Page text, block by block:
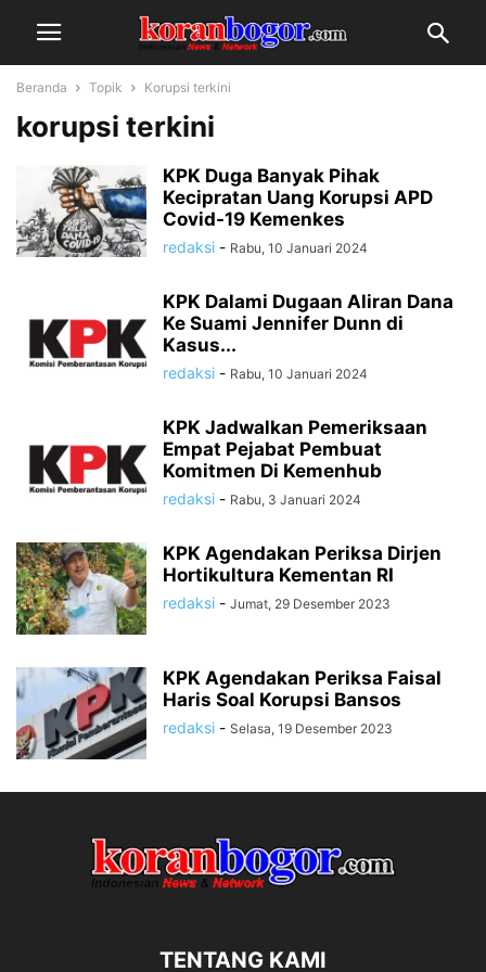
Beranda Topik Korupsi terkini
korupsi terkini
KPK Duga Banyak Pihak
Kecipratan Uang Korupsi APD
Covid-19 Kemenkes
redaksi - Rabu, 10 Januari 2024
KPK Dalami Dugaan Aliran Dana
Ke Suami Jennifer Dunn di
Kasus...
redaksi - Rabu, 10 Januari 2024
KPK Jadwalkan Pemeriksaan
Empat Pejabat Pembuat
Komitmen Di Kemenhub
redaksi - Rabu, 3 Januari 2024
KPK Agendakan Periksa Dirjen
Hortikultura Kementan RI
redaksi - Jumat, 29 Desember 2023
KPK Agendakan Periksa Faisal
Haris Soal Korupsi Bansos
redaksi - Selasa, 19 Desember 2023
TENTANG KAMI